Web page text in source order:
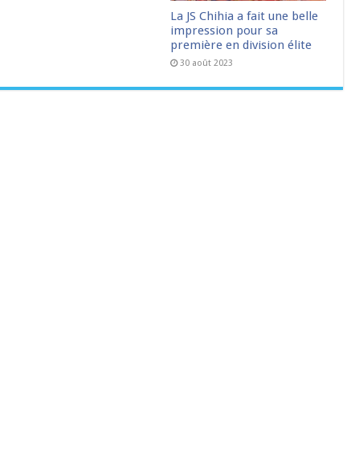
La JS Chihia a fait une belle
impression pour sa
première en division élite
30 août 2023